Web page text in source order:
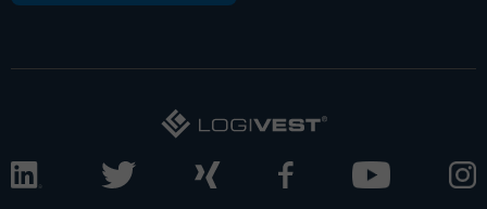
(LANDKREIS / KREISFREIE STADT)
Gesamt BIP je Erwerbstätigen BIP je Einwohner